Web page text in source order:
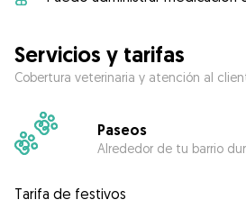
Servicios y tarifas
Cobertura veterinaria y atención al
Paseos
Alrededor de tu barrio
Tarifa de festivos